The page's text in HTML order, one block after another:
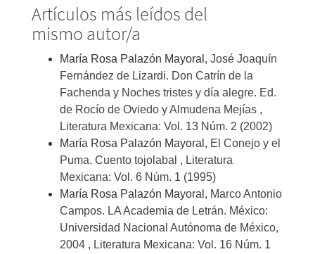
Artículos más leídos del
mismo autor/a
María Rosa Palazón Mayoral, José Joaquín
Fernández de Lizardi. Don Catrín de la
Fachenda y Noches tristes y día alegre. Ed.
de Rocío de Oviedo y Almudena Mejías ,
Literatura Mexicana: Vol. 13 Núm. 2 (2002)
María Rosa Palazón Mayoral, El Conejo y el
Puma. Cuento tojolabal , Literatura
Mexicana: Vol. 6 Núm. 1 (1995)
María Rosa Palazón Mayoral, Marco Antonio
Campos. LA Academia de Letrán. México:
Universidad Nacional Autónoma de México,
2004 , Literatura Mexicana: Vol. 16 Núm. 1